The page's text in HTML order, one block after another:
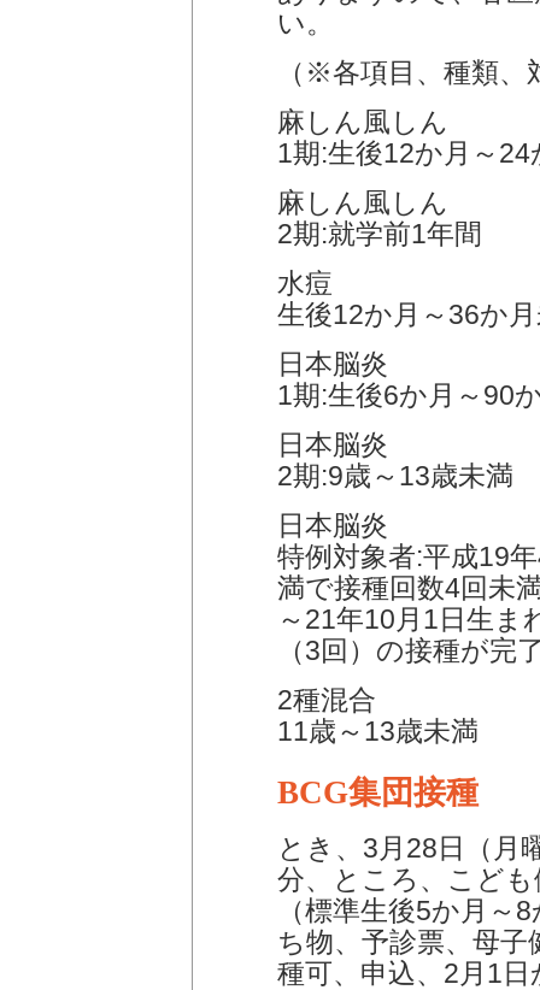
い。
（※各項目、種類、
麻しん風しん
1期:生後12か月～24
麻しん風しん
2期:就学前1年間
水痘
生後12か月～36か
日本脳炎
1期:生後6か月～90
日本脳炎
2期:9歳～13歳未満
日本脳炎
特例対象者:平成19
満で接種回数4回未
～21年10月1日生ま
（3回）の接種が完
2種混合
11歳～13歳未満
BCG集団接種
とき、3月28日（月
分、ところ、こど
（標準生後5か月～
ち物、予診票、母
種可、申込、2月1